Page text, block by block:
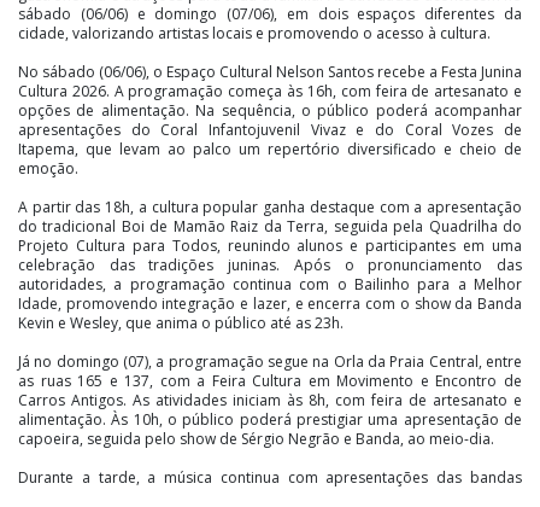
sábado (06/06) e domingo (07/06), em dois espaços diferentes da
cidade, valorizando artistas locais e promovendo o acesso à cultura.
No sábado (06/06), o Espaço Cultural Nelson Santos recebe a Festa Junina
Cultura 2026. A programação começa às 16h, com feira de artesanato e
opções de alimentação. Na sequência, o público poderá acompanhar
apresentações do Coral Infantojuvenil Vivaz e do Coral Vozes de
Itapema, que levam ao palco um repertório diversificado e cheio de
emoção.
A partir das 18h, a cultura popular ganha destaque com a apresentação
do tradicional Boi de Mamão Raiz da Terra, seguida pela Quadrilha do
Projeto Cultura para Todos, reunindo alunos e participantes em uma
celebração das tradições juninas. Após o pronunciamento das
autoridades, a programação continua com o Bailinho para a Melhor
Idade, promovendo integração e lazer, e encerra com o show da Banda
Kevin e Wesley, que anima o público até as 23h.
Já no domingo (07), a programação segue na Orla da Praia Central, entre
as ruas 165 e 137, com a Feira Cultura em Movimento e Encontro de
Carros Antigos. As atividades iniciam às 8h, com feira de artesanato e
alimentação. Às 10h, o público poderá prestigiar uma apresentação de
capoeira, seguida pelo show de Sérgio Negrão e Banda, ao meio-dia.
Durante a tarde, a música continua com apresentações das bandas